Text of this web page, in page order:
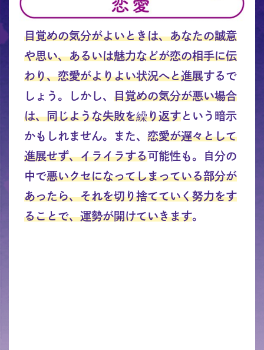
目覚めの気分がよいときは、あなたの誠意
や思い、あるいは魅力などが恋の相手に伝
わり、恋愛がよりよい状況へと進展するで
しょう。しかし、 目覚めの気分が悪い場合
は、同じような失敗を繰り返すという暗示
かもしれません。また、 恋愛が遅々として
進展せず、イライラする可能性も。自分の
中で悪いクセになってしまっている部分が
あったら、それを切り捨てていく努力をす
ることで、運勢が開けていきます。